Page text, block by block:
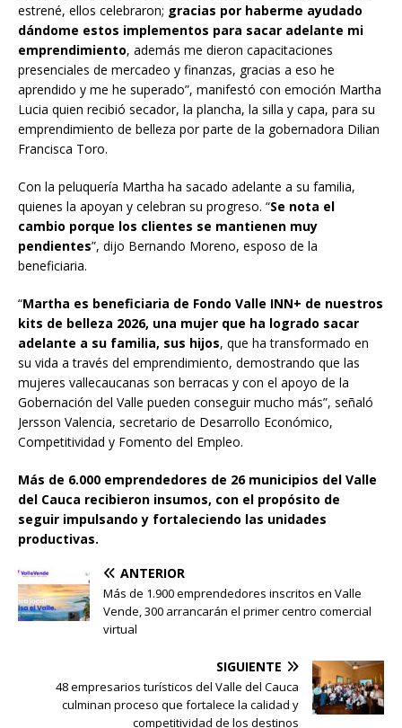
estrené, ellos celebraron; gracias por haberme ayudado
dándome estos implementos para sacar adelante mi
emprendimiento, además me dieron capacitaciones
presenciales de mercadeo y finanzas, gracias a eso he
aprendido y me he superado”, manifestó con emoción Martha
Lucia quien recibió secador, la plancha, la silla y capa, para su
emprendimiento de belleza por parte de la gobernadora Dilian
Francisca Toro.
Con la peluquería Martha ha sacado adelante a su familia,
quienes la apoyan y celebran su progreso. “Se nota el
cambio porque los clientes se mantienen muy
pendientes”, dijo Bernando Moreno, esposo de la
beneficiaria.
“Martha es beneficiaria de Fondo Valle INN+ de nuestros
kits de belleza 2026, una mujer que ha logrado sacar
adelante a su familia, sus hijos, que ha transformado en
su vida a través del emprendimiento, demostrando que las
mujeres vallecaucanas son berracas y con el apoyo de la
Gobernación del Valle pueden conseguir mucho más”, señaló
Jersson Valencia, secretario de Desarrollo Económico,
Competitividad y Fomento del Empleo.
Más de 6.000 emprendedores de 26 municipios del Valle
del Cauca recibieron insumos, con el propósito de
seguir impulsando y fortaleciendo las unidades
productivas.
ANTERIOR
Más de 1.900 emprendedores inscritos en Valle
Vende, 300 arrancarán el primer centro comercial
virtual
SIGUIENTE
48 empresarios turísticos del Valle del Cauca
culminan proceso que fortalece la calidad y
competitividad de los destinos